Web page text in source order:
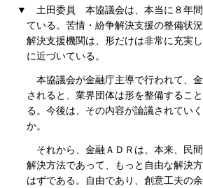
▼ 土田委員
本協議会は、本当に８年
ている。苦情・紛争解決支援の整備状
解決支援機関は、形だけは非常に充実
に近づいている。
本協議会が金融庁主導で行われて、
されると、業界団体は形を整備するこ
る。今後は、その内容が論議されてい
か。
それから、金融ＡＤＲは、本来、民
解決方法であって、もっと自由な解決
はずである。自由であり、創意工夫の